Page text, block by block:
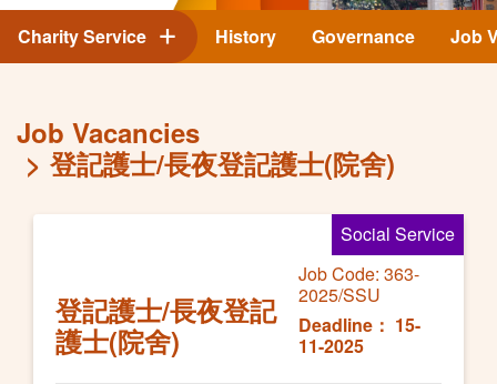
Contact Us
History Governance Job
Charity Service
Job Vacancies
登記護士/長夜登記護士(院舍)
Social Service
登記護士/長夜登記
護士(院舍)
Job Code: 363-
2025/SSU
Deadline： 15-
11-2025